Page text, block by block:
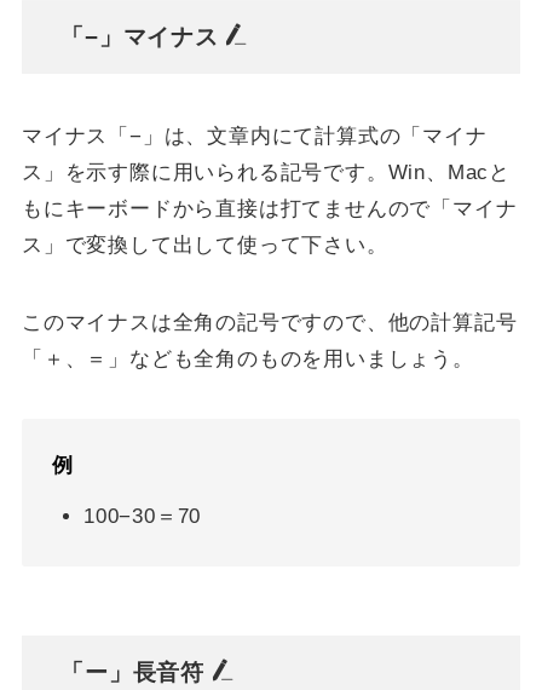
「−」マイナス
マイナス
「−」は、文章内にて計算式の「マイナ
ス」を示す際に用いられる記号です。Win、Macと
もにキーボードから直接は打てませんので「マイナ
ス」で変換して出して使って下さい。
このマイナスは全角の記号ですので、他の計算記号
「＋、＝」なども全角のものを用いましょう。
例
100−30＝70
「ー」長音符